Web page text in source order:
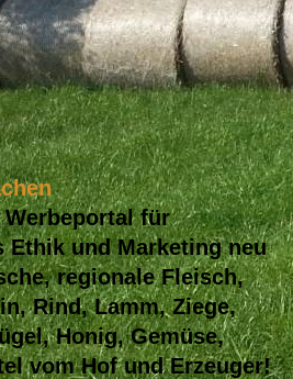
für
Ethik und Marketing neu
regionale Fleisch,
Rind, Lamm, Ziege,
Honig, Gemüse,
vom Hof und Erzeuger!